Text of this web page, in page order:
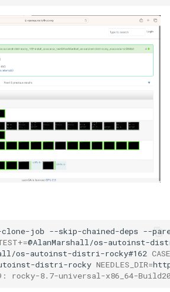
job --skip-chained-deps --
+=@AlanMarshall/os-autoinst-
os-autoinst-distri-rocky#162
distri-rocky NEEDLES_DIR=
rocky-8.7-universal-x86_64-